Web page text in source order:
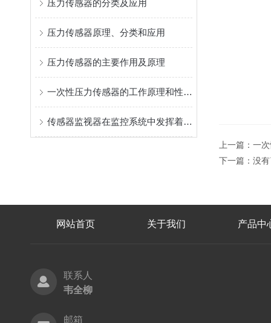
压力传感器的分类及应用
压力传感器原理、分类和应用
压力传感器的主要作用及原理
一次性压力传感器的工作原理和性能特点
传感器监视器在监控系统中发挥着什么样的作用？
上一篇： 一
下一篇：没
网站首页 关于我们 产品中
联系人
韦全柳
邮箱